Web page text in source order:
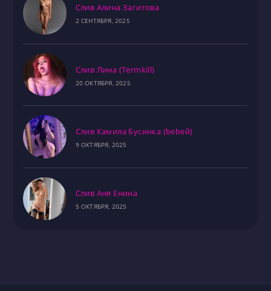
Слив Алина Загитова
2 СЕНТЯБРЯ, 2025
Слив Лина (Termkill)
20 ОКТЯБРЯ, 2025
Слив Камила Бусинка (bebeй)
9 ОКТЯБРЯ, 2025
Слив Аня Енина
5 ОКТЯБРЯ, 2025